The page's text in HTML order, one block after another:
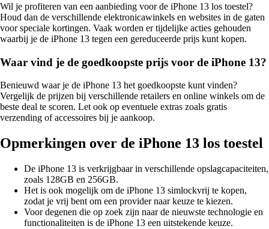
Wil je profiteren van een aanbieding voor de iPhone 13 los toestel?
Houd dan de verschillende elektronicawinkels en websites in de gaten
voor speciale kortingen. Vaak worden er tijdelijke acties gehouden
waarbij je de iPhone 13 tegen een gereduceerde prijs kunt kopen.
Waar vind je de goedkoopste prijs voor de iPhone 13?
Benieuwd waar je de iPhone 13 het goedkoopste kunt vinden?
Vergelijk de prijzen bij verschillende retailers en online winkels om de
beste deal te scoren. Let ook op eventuele extras zoals gratis
verzending of accessoires bij je aankoop.
Opmerkingen over de iPhone 13 los toestel
De iPhone 13 is verkrijgbaar in verschillende opslagcapaciteiten,
zoals 128GB en 256GB.
Het is ook mogelijk om de iPhone 13 simlockvrij te kopen,
zodat je vrij bent om een provider naar keuze te kiezen.
Voor degenen die op zoek zijn naar de nieuwste technologie en
functionaliteiten is de iPhone 13 een uitstekende keuze.